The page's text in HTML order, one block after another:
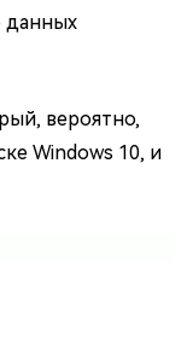
данных
вероятно,
Windows 10, и